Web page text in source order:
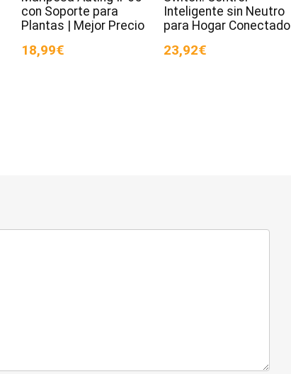
con Soporte para
Plantas | Mejor Precio
18,99€
Inteligente sin Neutro
para Hogar Conectado
23,92€